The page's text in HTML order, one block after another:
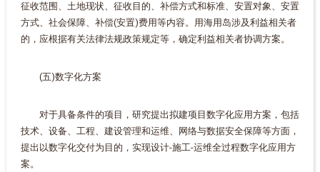
征收范围、土地现状、征收目的、补偿方式和标准、安置对象、安置
方式、社会保障、补偿(安置)费用等内容。用海用岛涉及利益相关者
的，应根据有关法律法规政策规定等，确定利益相关者协调方案。
(五)数字化方案
对于具备条件的项目，研究提出拟建项目数字化应用方案，包括
技术、设备、工程、建设管理和运维、网络与数据安全保障等方面，
提出以数字化交付为目的，实现设计-施工-运维全过程数字化应用方
案。